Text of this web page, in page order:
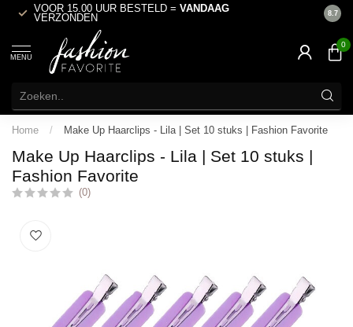
VOOR 15.00 UUR BESTELD = VANDAAG
VERZONDEN
8.7
MENU
0
Home / Make Up Haarclips - Lila | Set 10 stuks | Fashion Favorite
Make Up Haarclips - Lila | Set 10 stuks |
Fashion Favorite
(0)